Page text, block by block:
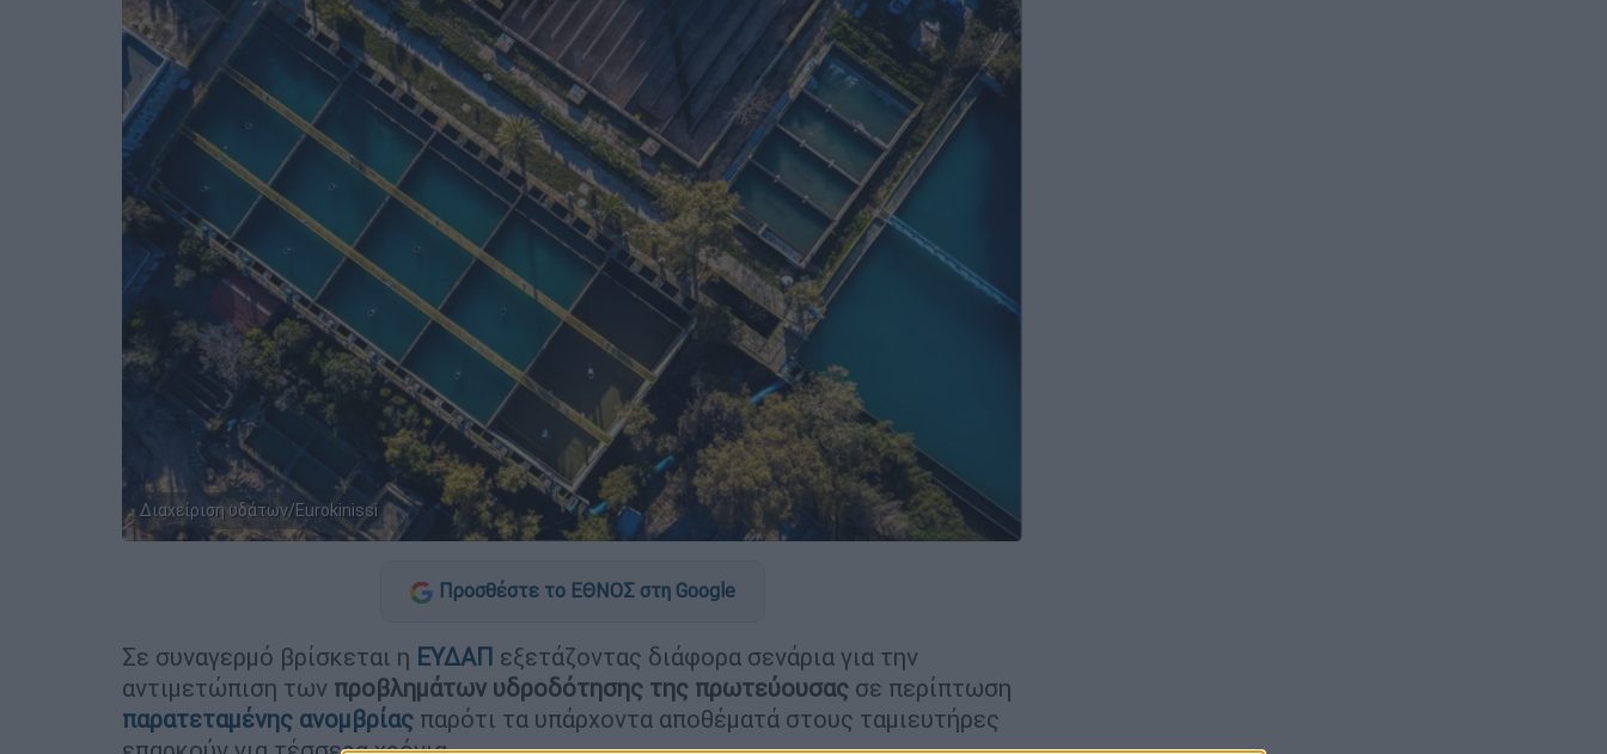
Διαχείριση υδάτων/Eurokinissi
Προσθέστε το ΕΘΝΟΣ στη Google
Σε συναγερμό βρίσκεται η ΕΥΔΑΠ εξετάζοντας διάφορα σενάρια για την
αντιμετώπιση των προβλημάτων υδροδότησης της πρωτεύουσας σε περίπτωση
παρατεταμένης ανομβρίας παρότι τα υπάρχοντα αποθέματά στους ταμιευτήρες